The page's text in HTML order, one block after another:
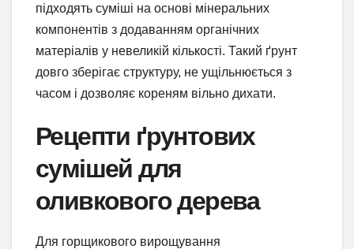
підходять суміші на основі мінеральних
компонентів з додаванням органічних
матеріалів у невеликій кількості. Такий ґрунт
довго зберігає структуру, не ущільнюється з
часом і дозволяє кореням вільно дихати.
Рецепти ґрунтових
сумішей для
оливкового дерева
Для горщикового вирощування